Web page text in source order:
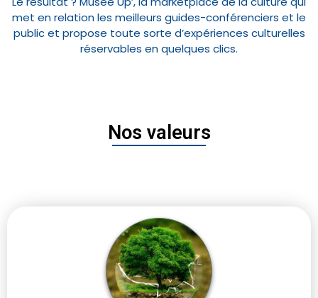
met en relation les meilleurs guides-conférenciers et le
public et propose toute sorte d’expériences culturelles
réservables en quelques clics.
Nos valeurs